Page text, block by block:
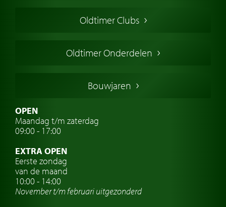
Amerikaanse oldtimers
Franse oldtimers
Zweedse oldtimers
Oldtimer verzekering
Oldtimer reizen
Oldtimerwerkplaats
Automerk horloges
Oldtimer Clubs
Oldtimer Onderdelen
Bouwjaren
OPEN
Maandag t/m zaterdag
09:00 - 17:00
EXTRA OPEN
Eerste zondag
van de maand
10:00 - 14:00
November t/m februariuitgezonderd